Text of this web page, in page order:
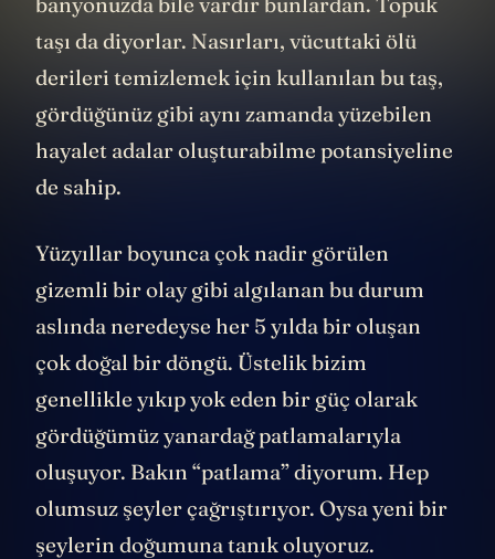
taşı da diyorlar. Nasırları, vücuttaki ölü
derileri temizlemek için kullanılan bu taş,
gördüğünüz gibi aynı zamanda yüzebilen
hayalet adalar oluşturabilme potansiyeline
de sahip.
Yüzyıllar boyunca çok nadir görülen
gizemli bir olay gibi algılanan bu durum
aslında neredeyse her 5 yılda bir oluşan
çok doğal bir döngü. Üstelik bizim
genellikle yıkıp yok eden bir güç olarak
gördüğümüz yanardağ patlamalarıyla
oluşuyor. Bakın “patlama” diyorum. Hep
olumsuz şeyler çağrıştırıyor. Oysa yeni bir
şeylerin doğumuna tanık oluyoruz.